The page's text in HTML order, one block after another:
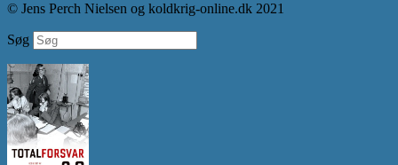
© Jens Perch Nielsen og koldkrig-online.dk 2021
Søg